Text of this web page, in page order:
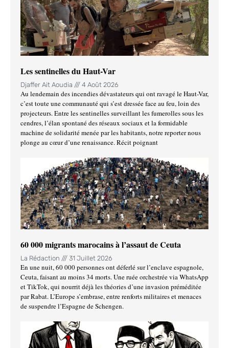
Les sentinelles du Haut-Var
Djaffer Ait Aoudia 4 Août 2026
Au lendemain des incendies dévastateurs qui ont ravagé le Haut-Var,
c’est toute une communauté qui s’est dressée face au feu, loin des
projecteurs. Entre les sentinelles surveillant les fumerolles sous les
cendres, l’élan spontané des réseaux sociaux et la formidable
machine de solidarité menée par les habitants, notre reporter nous
plonge au cœur d’une renaissance. Récit poignant
60 000 migrants marocains à l’assaut de Ceuta
La Rédaction 31 Juillet 2026
En une nuit, 60 000 personnes ont déferlé sur l’enclave espagnole,
Ceuta, faisant au moins 34 morts. Une ruée orchestrée via WhatsApp
et TikTok, qui nourrit déjà les théories d’une invasion préméditée
par Rabat. L’Europe s’embrase, entre renforts militaires et menaces
de suspendre l’Espagne de Schengen.